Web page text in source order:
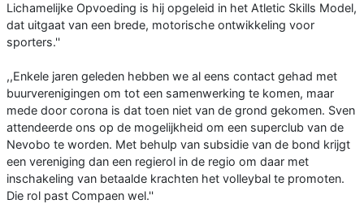
Lichamelijke Opvoeding is hij opgeleid in het Atletic Skills Model,
dat uitgaat van een brede, motorische ontwikkeling voor
sporters.''
,,Enkele jaren geleden hebben we al eens contact gehad met
buurverenigingen om tot een samenwerking te komen, maar
mede door corona is dat toen niet van de grond gekomen. Sven
attendeerde ons op de mogelijkheid om een superclub van de
Nevobo te worden. Met behulp van subsidie van de bond krijgt
een vereniging dan een regierol in de regio om daar met
inschakeling van betaalde krachten het volleybal te promoten.
Die rol past Compaen wel.''